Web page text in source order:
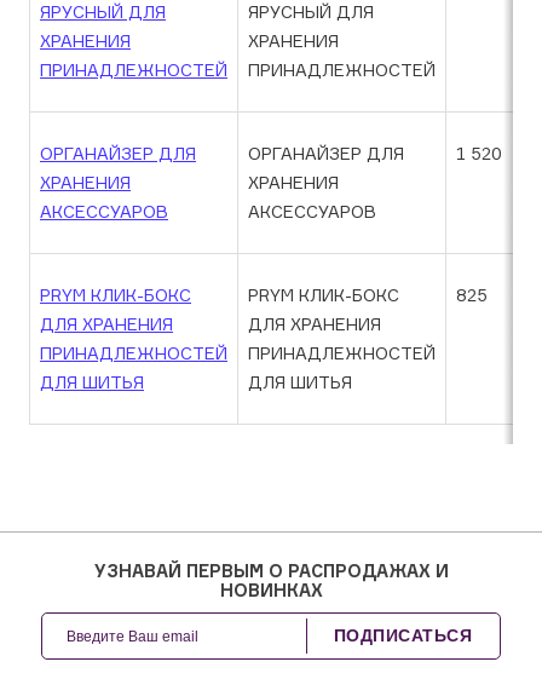
ЯРУСНЫЙ ДЛЯ
ХРАНЕНИЯ
ПРИНАДЛЕЖНОСТЕЙ
ЯРУСНЫЙ ДЛЯ
ХРАНЕНИЯ
ПРИНАДЛЕЖНОСТЕЙ
ОРГАНАЙЗЕР ДЛЯ
ХРАНЕНИЯ
АКСЕССУАРОВ
ОРГАНАЙЗЕР ДЛЯ
ХРАНЕНИЯ
АКСЕССУАРОВ
1 520
PRYM КЛИК-БОКС
ДЛЯ ХРАНЕНИЯ
ПРИНАДЛЕЖНОСТЕЙ
ДЛЯ ШИТЬЯ
PRYM КЛИК-БОКС
ДЛЯ ХРАНЕНИЯ
ПРИНАДЛЕЖНОСТЕЙ
ДЛЯ ШИТЬЯ
825
УЗНАВАЙ ПЕРВЫМ О РАСПРОДАЖАХ И
НОВИНКАХ
ПОДПИСАТЬСЯ